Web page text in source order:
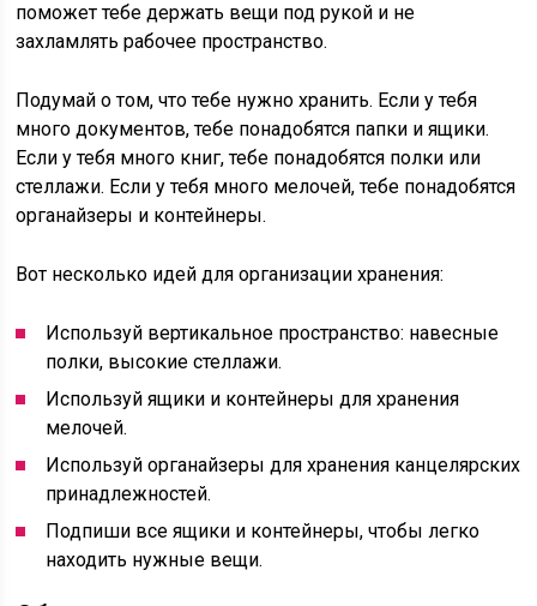
поможет тебе держать вещи под рукой и не
захламлять рабочее пространство.
Подумай о том, что тебе нужно хранить. Если у тебя
много документов, тебе понадобятся папки и ящики.
Если у тебя много книг, тебе понадобятся полки или
стеллажи. Если у тебя много мелочей, тебе понадобятся
органайзеры и контейнеры.
Вот несколько идей для организации хранения:
Используй вертикальное пространство: навесные
полки, высокие стеллажи.
Используй ящики и контейнеры для хранения
мелочей.
Используй органайзеры для хранения канцелярских
принадлежностей.
Подпиши все ящики и контейнеры, чтобы легко
находить нужные вещи.